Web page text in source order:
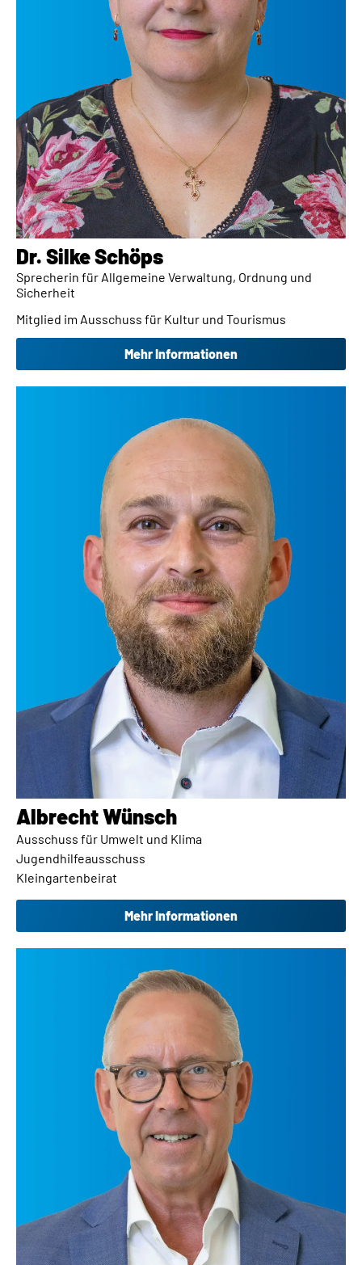
Dr. Silke Schöps​
Sprecherin für Allgemeine Verwaltung, Ordnung und
Sicherheit
Mitglied im Ausschuss für Kultur und Tourismus
Mehr Informationen
Albrecht Wünsch​
Ausschuss für Umwelt und Klima
Jugendhilfeausschuss
Kleingartenbeirat
Mehr Informationen